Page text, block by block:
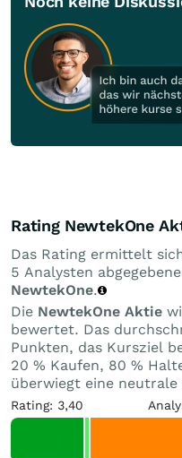
Rating NewtekOne
Das Rating ermittelt
5 Analysten
NewtekOne.
Die NewtekOne Aktie
bewertet. Das
Punkten, das Kursziel
20 % Kaufen, 80 %
überwiegt eine
Rating: 3,40